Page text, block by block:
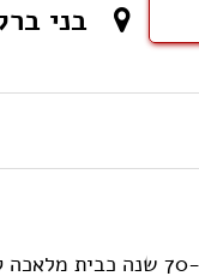
בני
חברת קמחי תאורה החלה